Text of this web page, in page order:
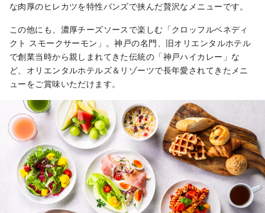
な肉厚のヒレカツを特性バンズで挟んだ贅沢なメニューです。
この他にも、濃厚チーズソースで楽しむ「クロッフルベネディ
クト スモークサーモン」。神戸の名門、旧オリエンタルホテル
で創業当時から親しまれてきた伝統の「神戸ハイカレー」な
ど、オリエンタルホテルズ＆リゾーツで長年愛されてきたメニ
ューをご賞味いただけます。